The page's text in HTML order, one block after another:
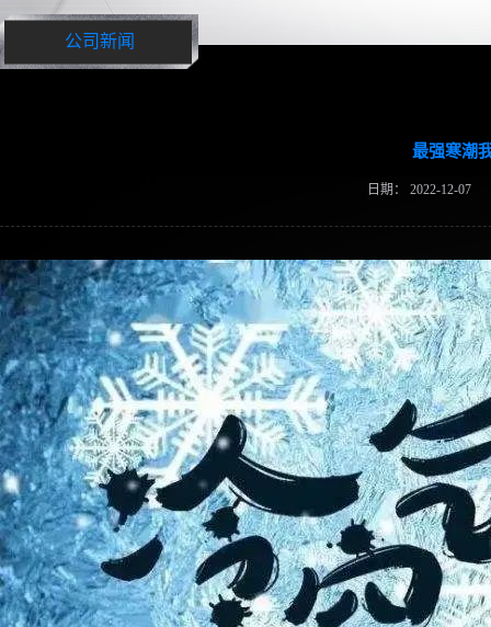
公司新闻
最强寒潮
日期： 2022-12-07